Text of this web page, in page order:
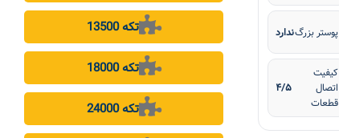
پوستر بزرگندارد
کیفیت
اتصال
قطعات
۴/۵
13500 تکه
18000 تکه
24000 تکه